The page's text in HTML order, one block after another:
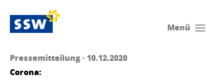
Menü
Pressemitteilung · 10.12.2020
Corona: